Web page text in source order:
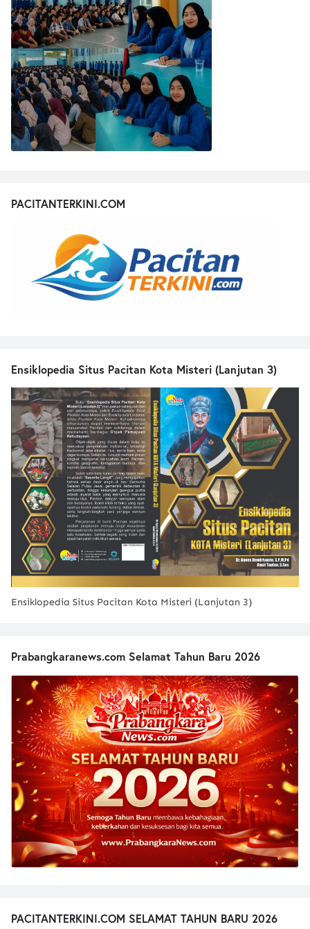
PACITANTERKINI.COM
Ensiklopedia Situs Pacitan Kota Misteri (Lanjutan 3)
Ensiklopedia Situs Pacitan Kota Misteri (Lanjutan 3)
Prabangkaranews.com Selamat Tahun Baru 2026
PACITANTERKINI.COM SELAMAT TAHUN BARU 2026